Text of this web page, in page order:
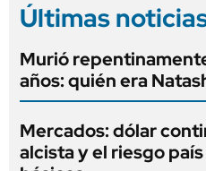
Últimas
Murió
años: quién era
Mercados: dólar
alcista y el riesgo